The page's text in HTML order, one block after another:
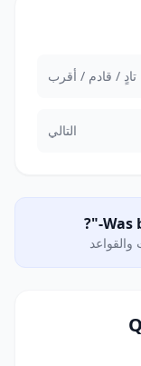
تادٍ / قادم / أقرب
التالي